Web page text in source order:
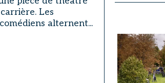
Les
alternent...